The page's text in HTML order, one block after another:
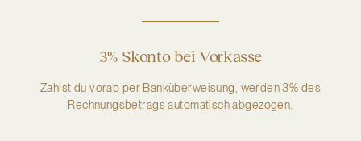
3% Skonto bei Vorkasse
Zahlst du vorab per Banküberweisung, werden 3% des
Rechnungsbetrags automatisch abgezogen.